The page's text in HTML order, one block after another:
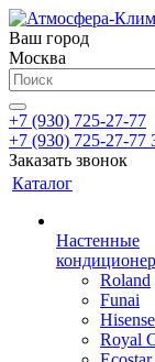
Ваш город
Москва
+7 (930) 725-27-77
+7 (930) 725-27-77
Заказать звонок
Каталог
Настенные
Roland
Funai
Hisense
Royal